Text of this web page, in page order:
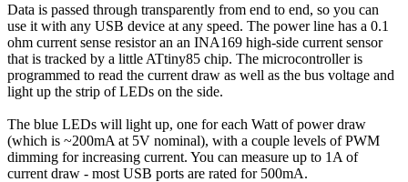
Data is passed through transparently from end to end, so you can
use it with any USB device at any speed. The power line has a 0.1
ohm current sense resistor an an INA169 high-side current sensor
that is tracked by a little ATtiny85 chip. The microcontroller is
programmed to read the current draw as well as the bus voltage and
light up the strip of LEDs on the side.
The blue LEDs will light up, one for each Watt of power draw
(which is ~200mA at 5V nominal), with a couple levels of PWM
dimming for increasing current. You can measure up to 1A of
current draw - most USB ports are rated for 500mA.